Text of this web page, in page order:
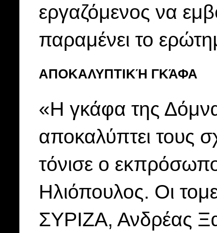
εργαζόμενος να
παραμένει το
ΑΠΟΚΑΛΥΠΤΙΚΉ ΓΚΆΦΑ
«Η γκάφα της
αποκαλύπτει τους
τόνισε ο
Ηλιόπουλος. Οι
ΣΥΡΙΖΑ, Ανδρέας